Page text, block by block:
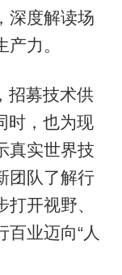
深度解读场
力。
招募技术供
时，也为现
真实世界技
团队了解行
开视野、
业迈向“人